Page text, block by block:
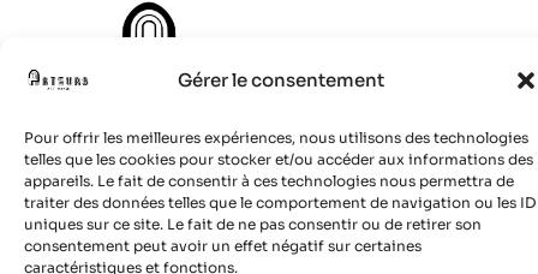
Gérer le consentement
Pour offrir les meilleures expériences, nous utilisons des technologies
telles que les cookies pour stocker et/ou accéder aux informations des
appareils. Le fait de consentir à ces technologies nous permettra de
traiter des données telles que le comportement de navigation ou les ID
uniques sur ce site. Le fait de ne pas consentir ou de retirer son
consentement peut avoir un effet négatif sur certaines
caractéristiques et fonctions.
© 2024 Site réalisé parBoulevardenil